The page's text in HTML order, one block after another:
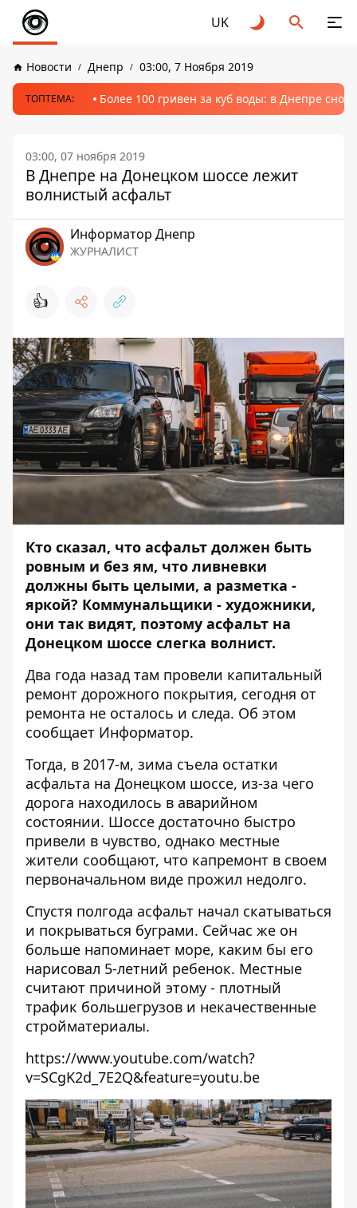
UK
Новости Днепр 03:00, 7 Ноября 2019
ТОПТЕМА: Более 100 гривен за куб воды: в Днепре
03:00, 07 ноября 2019
В Днепре на Донецком шоссе лежит
волнистый асфальт
Информатор Днепр
ЖУРНАЛИСТ
👍
Кто сказал, что асфальт должен быть
ровным и без ям, что ливневки
должны быть целыми, а разметка -
яркой? Коммунальщики - художники,
они так видят, поэтому асфальт на
Донецком шоссе слегка волнист.
Два года назад там провели капитальный
ремонт дорожного покрытия, сегодня от
ремонта не осталось и следа. Об этом
сообщает Информатор.
Тогда, в 2017-м, зима съела остатки
асфальта на Донецком шоссе, из-за чего
дорога находилось в аварийном
состоянии. Шоссе достаточно быстро
привели в чувство, однако местные
жители сообщают, что капремонт в своем
первоначальном виде прожил недолго.
Спустя полгода асфальт начал скатываться
и покрываться буграми. Сейчас же он
больше напоминает море, каким бы его
нарисовал 5-летний ребенок. Местные
считают причиной этому - плотный
трафик большегрузов и некачественные
стройматериалы.
https://www.youtube.com/watch?
v=SCgK2d_7E2Q&feature=youtu.be